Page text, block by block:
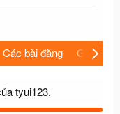
Các bài đăng Giới thiệu
tyui123.